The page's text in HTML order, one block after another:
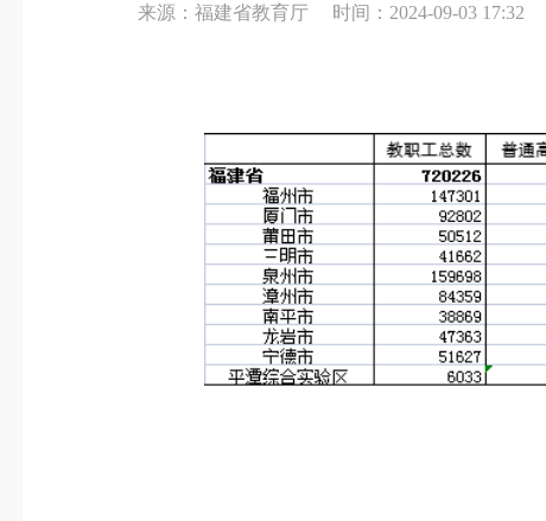
来源：福建省教育厅 时间：2024-09-03 17:32